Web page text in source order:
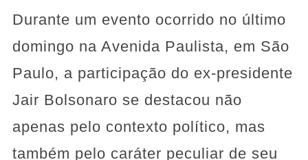
Durante um evento ocorrido no último
domingo na Avenida Paulista, em São
Paulo, a participação do ex-presidente
Jair Bolsonaro se destacou não
apenas pelo contexto político, mas
também pelo caráter peculiar de seu